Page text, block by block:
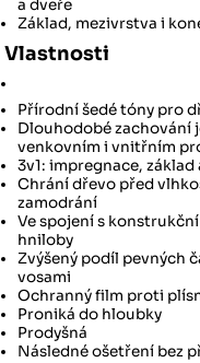
a dveře
Základ, mezivrstva i
Vlastnosti
Přírodní šedé tóny pro
Dlouhodobé zachování
venkovním i vnitřním
3v1: impregnace, základ
Chrání dřevo před
zamodrání
Ve spojení s
hniloby
Zvýšený podíl pevných
vosami
Ochranný film proti
Proniká do hloubky
Prodyšná
Následné ošetření bez